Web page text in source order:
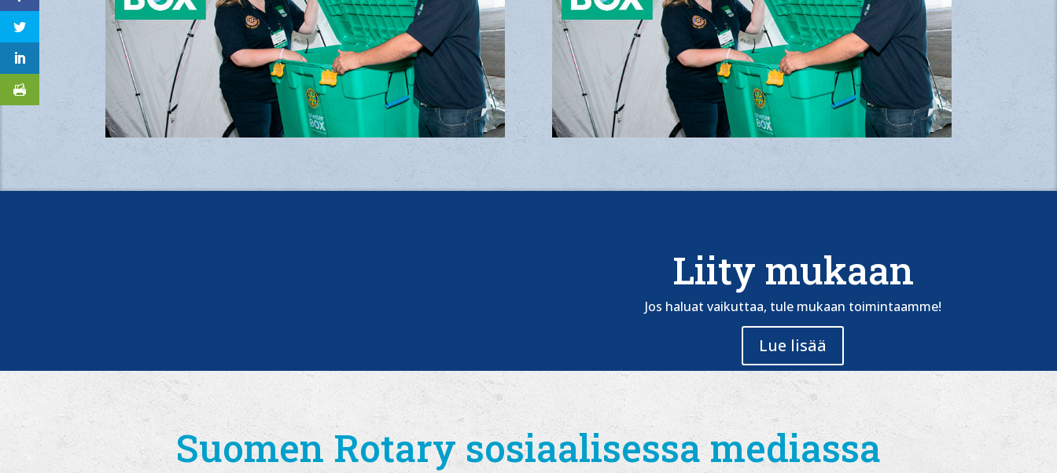
Liity mukaan
Jos haluat vaikuttaa, tule mukaan toimintaamme!
Lue lisää
Suomen Rotary sosiaalisessa mediassa